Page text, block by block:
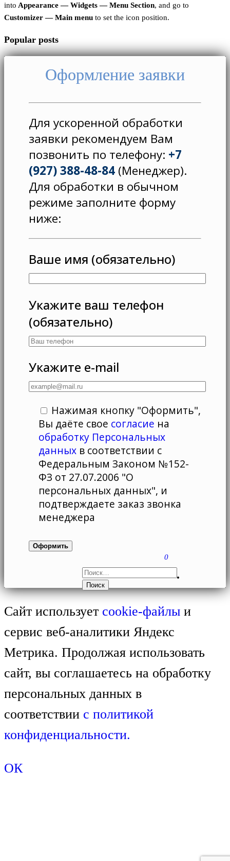
НАЙТИ:
0
into Appearance — Widgets — Menu Section, and go to
Customizer — Main menu to set the icon position.
Popular posts
Оформление заявки
Для ускоренной обработки
заявки рекомендуем Вам
позвонить по телефону: +7
(927) 388-48-84 (Менеджер).
Для обработки в обычном
режиме заполните форму
ниже:
Ваше имя (обязательно)
Укажите ваш телефон
(обязательно)
Укажите e-mail
Нажимая кнопку "Оформить",
Вы даёте свое согласие на
обработку Персональных
данных в соответствии с
Федеральным Законом №152-
ФЗ от 27.07.2006 "О
персональных данных", и
подтверждаете заказ звонка
менеджера
Сайт использует cookie-файлы и
сервис веб-аналитики Яндекс
Метрика. Продолжая использовать
сайт, вы соглашаетесь на обработку
персональных данных в
соответствии с политикой
конфиденциальности.
ОК